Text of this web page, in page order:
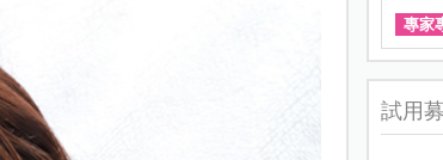
專家
試用